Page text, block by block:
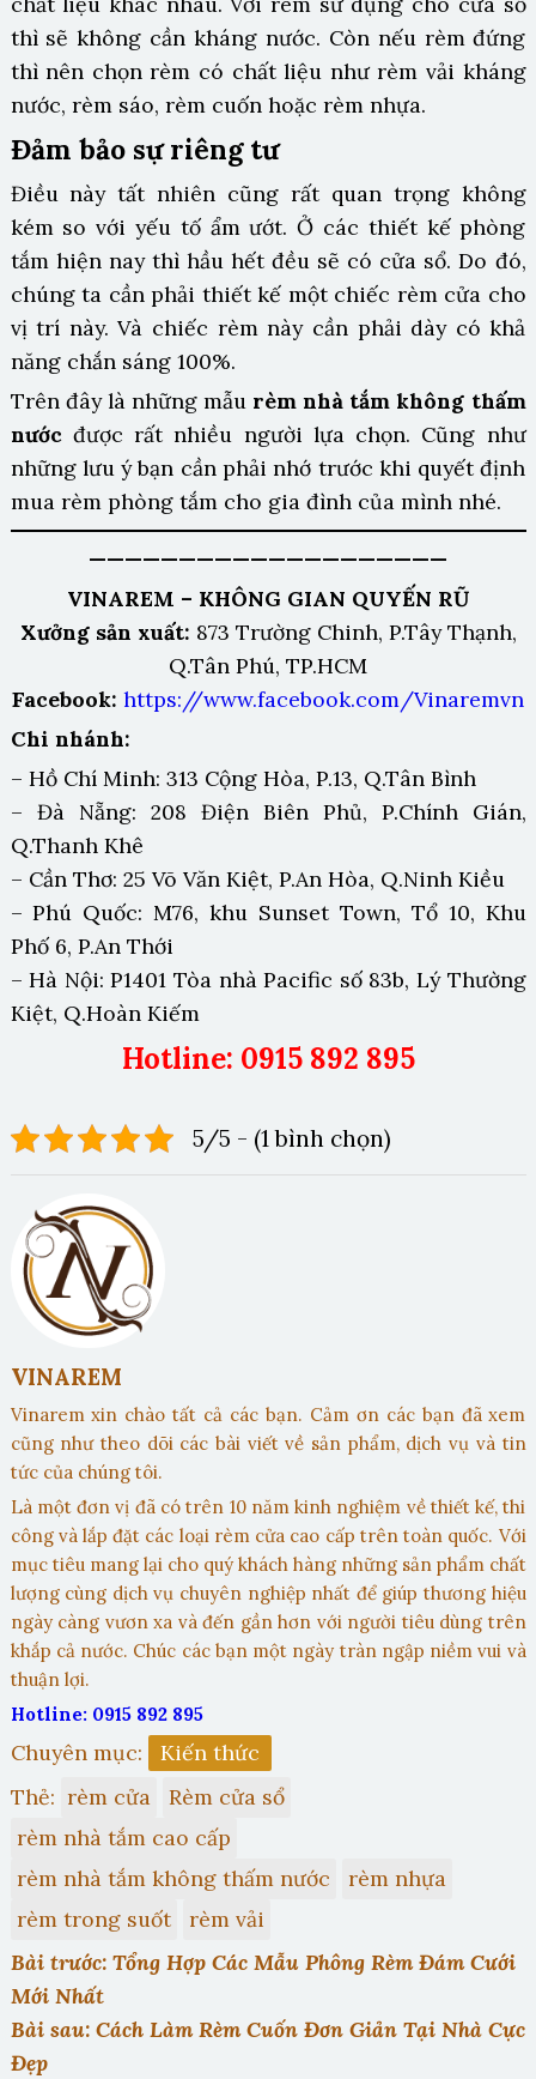
thì sẽ không cần kháng nước. Còn nếu rèm đứng
thì nên chọn rèm có chất liệu như rèm vải kháng
nước, rèm sáo, rèm cuốn hoặc rèm nhựa.
Đảm bảo sự riêng tư
Điều này tất nhiên cũng rất quan trọng không
kém so với yếu tố ẩm ướt. Ở các thiết kế phòng
tắm hiện nay thì hầu hết đều sẽ có cửa sổ. Do đó,
chúng ta cần phải thiết kế một chiếc rèm cửa cho
vị trí này. Và chiếc rèm này cần phải dày có khả
năng chắn sáng 100%.
Trên đây là những mẫu rèm nhà tắm không thấm
nướcđược rất nhiều người lựa chọn. Cũng như
những lưu ý bạn cần phải nhớ trước khi quyết định
mua rèm phòng tắm cho gia đình của mình nhé.
————————————————————
VINAREM – KHÔNG GIAN QUYẾN RŨ
Xưởng sản xuất: 873 Trường Chinh, P.Tây Thạnh,
Q.Tân Phú, TP.HCM
Facebook: https://www.facebook.com/Vinaremvn
Chi nhánh:
– Hồ Chí Minh: 313 Cộng Hòa, P.13, Q.Tân Bình
– Đà Nẵng: 208 Điện Biên Phủ, P.Chính Gián,
Q.Thanh Khê
– Cần Thơ: 25 Võ Văn Kiệt, P.An Hòa, Q.Ninh Kiều
– Phú Quốc: M76, khu Sunset Town, Tổ 10, Khu
Phố 6, P.An Thới
– Hà Nội: P1401 Tòa nhà Pacific số 83b, Lý Thường
Kiệt, Q.Hoàn Kiếm
Hotline: 0915 892 895
5/5 - (1 bình chọn)
VINAREM
Vinarem xin chào tất cả các bạn. Cảm ơn các bạn đã xem
cũng như theo dõi các bài viết về sản phẩm, dịch vụ và tin
tức của chúng tôi.
Là một đơn vị đã có trên 10 năm kinh nghiệm về thiết kế, thi
công và lắp đặt các loại rèm cửa cao cấp trên toàn quốc. Với
mục tiêu mang lại cho quý khách hàng những sản phẩm chất
lượng cùng dịch vụ chuyên nghiệp nhất để giúp thương hiệu
ngày càng vươn xa và đến gần hơn với người tiêu dùng trên
khắp cả nước. Chúc các bạn một ngày tràn ngập niềm vui và
thuận lợi.
Hotline: 0915 892 895
Chuyên mục:
Kiến thức
Thẻ: rèm cửa
Rèm cửa sổ
rèm nhà tắm cao cấp
rèm nhà tắm không thấm nước
rèm nhựa
rèm trong suốt
rèm vải
Bài trước: Tổng Hợp Các Mẫu Phông Rèm Đám Cưới
Mới Nhất
Bài sau: Cách Làm Rèm Cuốn Đơn Giản Tại Nhà Cực
Đẹp